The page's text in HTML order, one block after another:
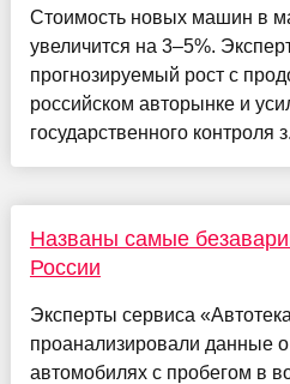
Стоимость новых машин в
увеличится на 3–5%.
прогнозируемый рост с
российском авторынке и
государственного контроля
Названы самые
России
Эксперты сервиса
проанализировали данные
автомобилях с пробегом в